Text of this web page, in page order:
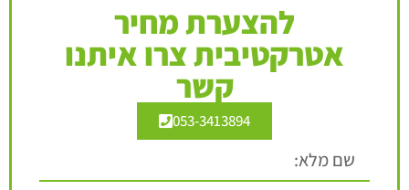
להצערת מחיר
אטרקטיבית צרו איתנו
קשר
053-3413894